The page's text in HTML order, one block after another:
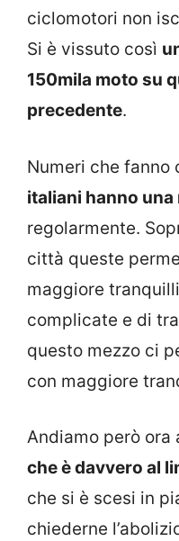
ciclomotori non
Si è vissuto così
150mila moto su
precedente.
Numeri che fanno
italiani hanno una
regolarmente.
città queste
maggiore
complicate e di
questo mezzo ci
con maggiore
Andiamo però ora
che è davvero al
che si è scesi in
chiederne